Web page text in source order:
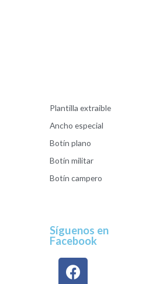
Plantilla extraible
Ancho especial
Botín plano
Botín militar
Botín campero
Síguenos en
Facebook